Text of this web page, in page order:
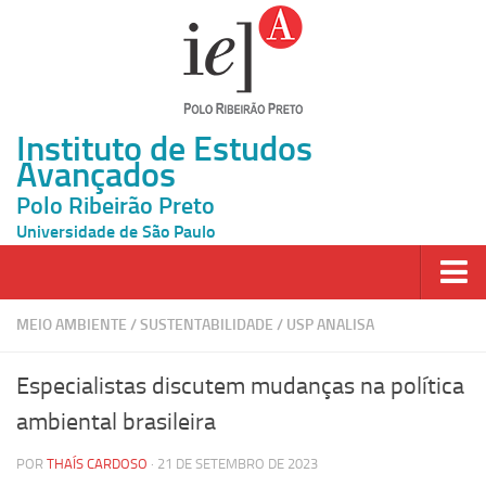
Instituto de Estudos
Avançados
Polo Ribeirão Preto
Universidade de São Paulo
Página Inicial
Inscrição
MEIO AMBIENTE /SUSTENTABILIDADE / USP ANALISA
Especialistas discutem mudanças na política
ambiental brasileira
POR THAÍS CARDOSO · 21 DE SETEMBRO DE 2023